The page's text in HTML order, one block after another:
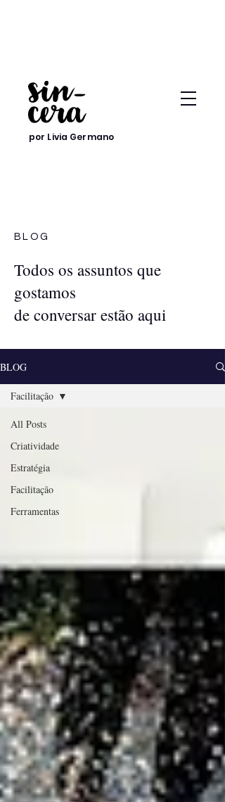
por Livia Germano
BLOG
Todos os assuntos que
gostamos
de conversar estão aqui
BLOG
All Posts
Criatividade
Estratégia
Facilitação
Ferramentas
Facilitação